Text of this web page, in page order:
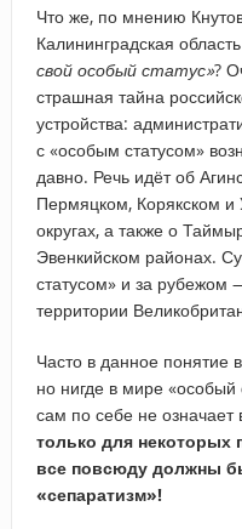
Что же, по мнению
Калининградская
свой особый статус»?
страшная тайна
устройства:
с «особым статусом»
давно. Речь идёт об
Пермяцком, Корякском и
округах, а также о
Эвенкийском районах.
статусом» и за рубежом
территории
Часто в данное понятие
но нигде в мире «особый
сам по себе не означает
только для некоторых
все повсюду должны
«сепаратизм»!